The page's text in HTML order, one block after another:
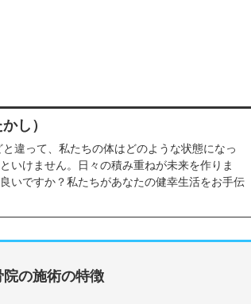
し）
違って、私たちの体はどのような状態になっ
いけません。日々の積み重ねが未来を作りま
いですか？私たちがあなたの健幸生活をお手伝
の施術の特徴